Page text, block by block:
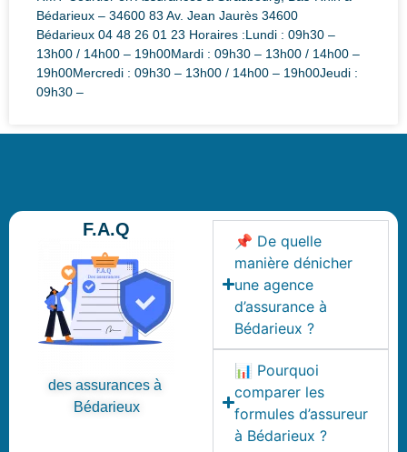
Bédarieux – 34600 83 Av. Jean Jaurès 34600
Bédarieux 04 48 26 01 23 Horaires :Lundi : 09h30 –
13h00 / 14h00 – 19h00Mardi : 09h30 – 13h00 / 14h00 –
19h00Mercredi : 09h30 – 13h00 / 14h00 – 19h00Jeudi :
09h30 –
F.A.Q
des assurances à
Bédarieux
📌 De quelle
manière dénicher
une agence
d’assurance à
Bédarieux ?
📊 Pourquoi
comparer les
formules d’assureur
à Bédarieux ?